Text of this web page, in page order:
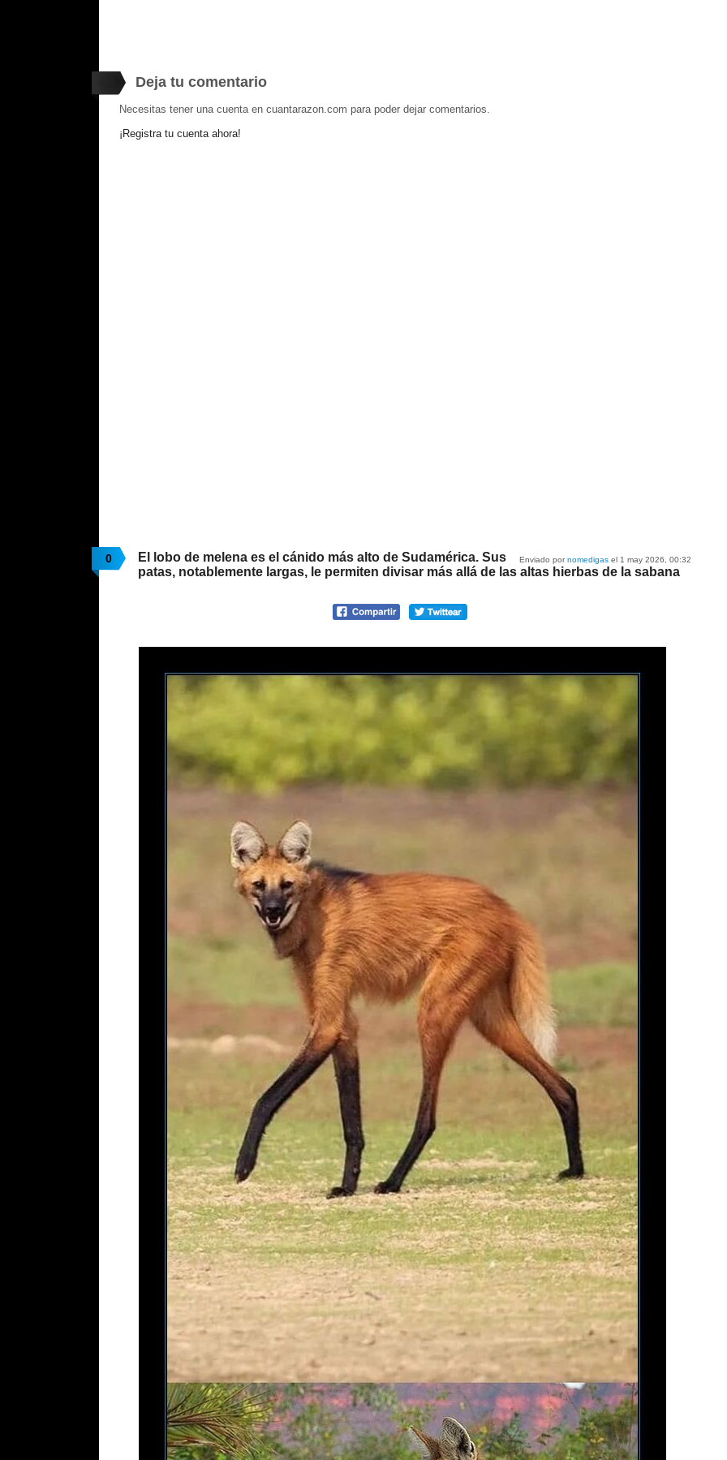
Deja tu comentario
Necesitas tener una cuenta en cuantarazon.com para poder dejar comentarios.
¡Registra tu cuenta ahora!
0 Enviado pornomedigas el 1 may 2026, 00:32
El lobo de melena es el cánido más alto de Sudamérica. Sus
patas, notablemente largas, le permiten divisar más allá de las altas hierbas de la sabana